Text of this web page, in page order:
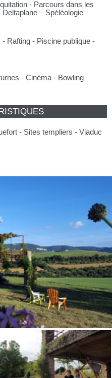
- Parcours dans les
– Spéléologie
Rafting - Piscine publique -
- Cinéma - Bowling
- Sites templiers - Viaduc